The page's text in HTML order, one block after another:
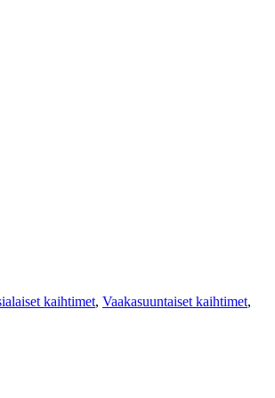
kaihtimet, Vaakasuuntaiset kaihtimet,